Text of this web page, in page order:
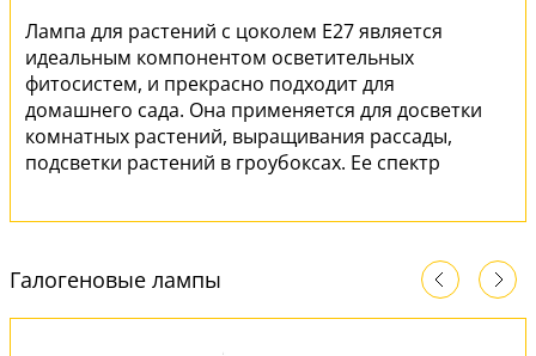
Лампа для растений с цоколем E27 является
идеальным компонентом осветительных
фитосистем, и прекрасно подходит для
домашнего сада. Она применяется для досветки
комнатных растений, выращивания рассады,
подсветки растений в гроубоксах. Ее спектр
синего излучения, универсален при
взрослых, что делает эту лампу максимально
эффективной.
Галогеновые лампы